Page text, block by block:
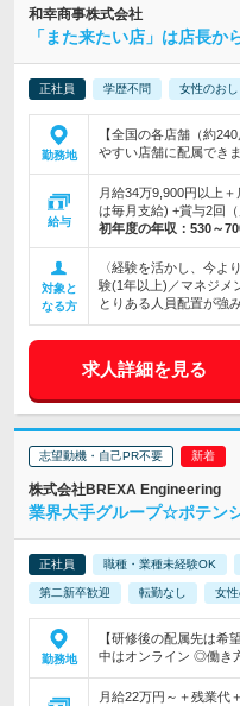
和幸商事株式会社
「また来たい店」は店長か
正社員 学歴不問 女性のお
勤務地
【全国の各店舗（約
やすい店舗に配属でき
給与
月給34万9,900円以上
は毎月支給) +賞与2回
初年度の年収： 530～
対象と
なる方
〈経験を活かし、今よ
験(1年以上)／マネジメ
とりある人員配置が強
求人詳細を見る
志望動機・自己PR不要
株式会社BREXA Engineering
業界大手グループ☆ポテン
正社員 職種・業種未経験OK
第二新卒歓迎 転勤なし 女
勤務地
【研修後の配属先は
中はオンライン ◎働き
月給22万円～＋残業代